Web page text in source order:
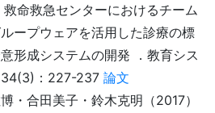
命救急センターにおけるチーム
ープウェアを活用した診療の標
形成システムの開発 ．教育シス
34(3)：227-237 論文
・合田美子・鈴木克明（2017）